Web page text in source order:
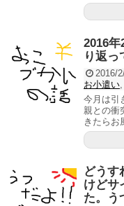
2016
り返っ
2016/
お小遣い,
今月は引
親との衝
きたらお
どうす
けどサ
た。う